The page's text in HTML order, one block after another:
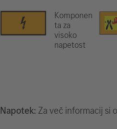
Komponen
ta za
visoko
napetost
Napotek:Za več informacij si